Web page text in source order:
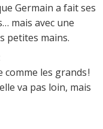
Germain a fait ses
mais avec une
petites mains.
comme les grands !
va pas loin, mais